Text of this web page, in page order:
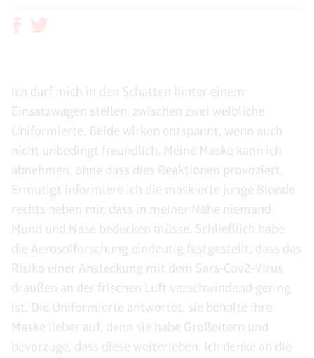
Ich darf mich in den Schatten hinter einem
Einsatzwagen stellen, zwischen zwei weibliche
Uniformierte. Beide wirken entspannt, wenn auch
nicht unbedingt freundlich. Meine Maske kann ich
abnehmen, ohne dass dies Reaktionen provoziert.
Ermutigt informiere ich die maskierte junge Blonde
rechts neben mir, dass in meiner Nähe niemand
Mund und Nase bedecken müsse. Schließlich habe
die Aerosolforschung eindeutig festgestellt, dass das
Risiko einer Ansteckung mit dem Sars-Cov2-Virus
draußen an der frischen Luft verschwindend gering
ist. Die Uniformierte antwortet, sie behalte ihre
Maske lieber auf, denn sie habe Großeltern und
bevorzuge, dass diese weiterleben. Ich denke an die